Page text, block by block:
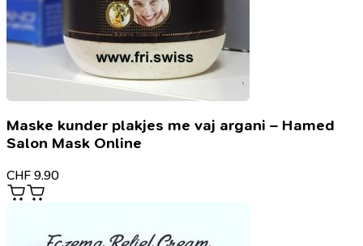
Maske kunder plakjes me vaj argani – Hamed
Salon Mask Online
CHF 9.90